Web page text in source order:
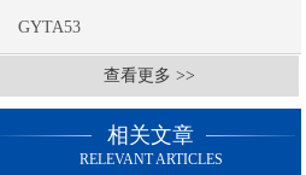
GYTA53
查看更多 >>
相关文章
RELEVANT ARTICLES